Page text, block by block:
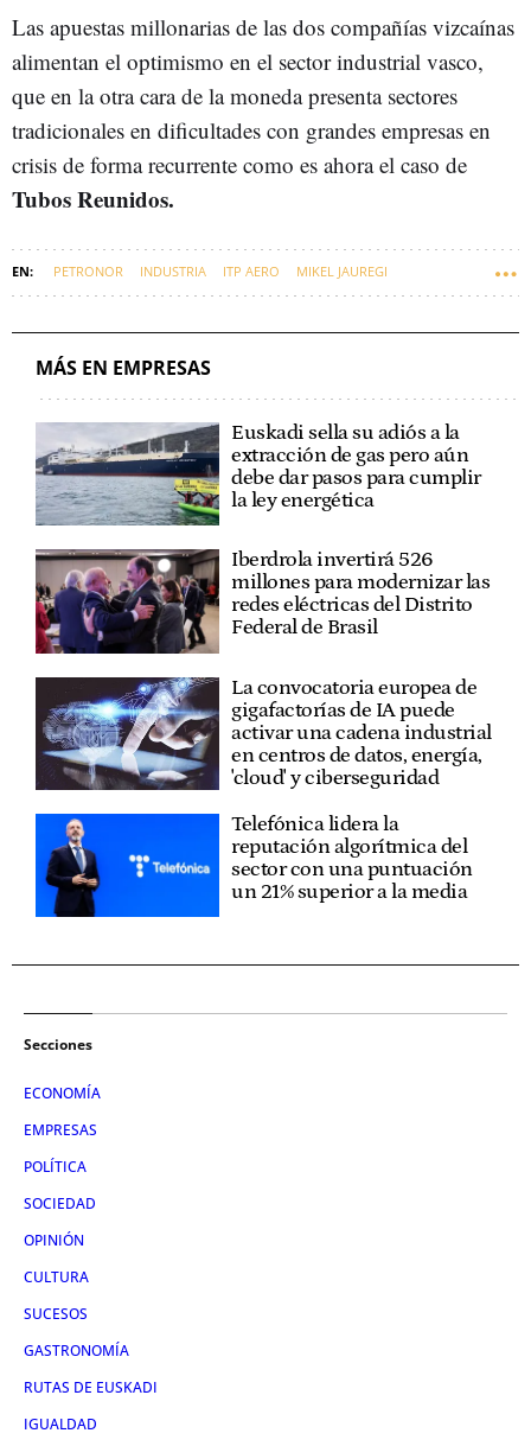
Las apuestas millonarias de las dos compañías vizcaínas
alimentan el optimismo en el sector industrial vasco,
que en la otra cara de la moneda presenta sectores
tradicionales en dificultades con grandes empresas en
crisis de forma recurrente como es ahora el caso de
Tubos Reunidos.
PETRONOR INDUSTRIA ITP AERO MIKEL JAUREGI
MÁS EN EMPRESAS
Euskadi sella su adiós a la
extracción de gas pero aún
debe dar pasos para cumplir
la ley energética
Iberdrola invertirá 526
millones para modernizar las
redes eléctricas del Distrito
Federal de Brasil
La convocatoria europea de
gigafactorías de IA puede
activar una cadena industrial
en centros de datos, energía,
'cloud' y ciberseguridad
Telefónica lidera la
reputación algorítmica del
sector con una puntuación
un 21% superior a la media
Secciones
ECONOMÍA
EMPRESAS
POLÍTICA
SOCIEDAD
OPINIÓN
CULTURA
SUCESOS
GASTRONOMÍA
RUTAS DE EUSKADI
IGUALDAD